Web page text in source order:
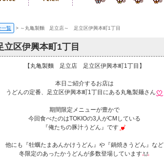
一覧 > ～丸亀製麵 足立店～ 足立区伊興本町1丁目
区伊興本町1丁目
【丸亀製麵 足立店 足立区伊興本町1丁目】
本日ご紹介するお店は
うどんの定番、足立区伊興本町1丁目にある丸亀製麺さん
期間限定メニューが豊かで
今回食べたのはTOKIOの3人がCMしている
『俺たちの豚汁うどん』です
他にも『牡蠣たまあんかけうどん』や『鍋焼きうどん』など
冬限定のあったかうどんが多数登場しています